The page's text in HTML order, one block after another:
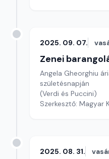
2025. 09. 07.
Zenei
Angela Gheorghiu
születésnapján
(Verdi és Puccini)
Szerkesztő: Magyar
2025. 08. 31.